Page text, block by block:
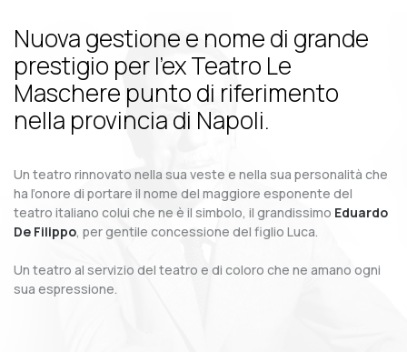
Nuova gestione e nome di grande
prestigio per l’ex Teatro Le
Maschere punto di riferimento
nella provincia di Napoli.
Un teatro rinnovato nella sua veste e nella sua personalità che
ha l’onore di portare il nome del maggiore esponente del
teatro italiano colui che ne è il simbolo, il grandissimo Eduardo
De Filippo, per gentile concessione del figlio Luca.
Un teatro al servizio del teatro e di coloro che ne amano ogni
sua espressione.